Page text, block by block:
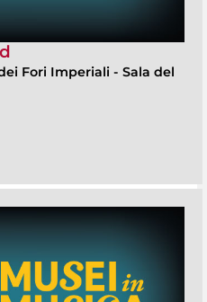
Fori Imperiali - Sala del